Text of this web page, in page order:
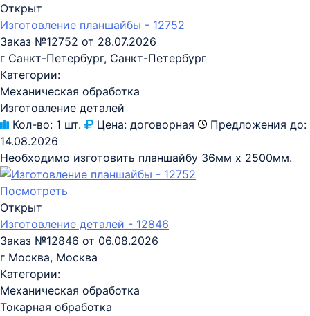
Открыт
Изготовление планшайбы - 12752
Заказ №12752 от 28.07.2026
г Санкт-Петербург, Санкт-Петербург
Категории:
Механическая обработка
Изготовление деталей
Кол-во: 1 шт. Цена: договорная
Предложения до:
14.08.2026
Необходимо изготовить планшайбу 36мм х 2500мм.
Посмотреть
Открыт
Изготовление деталей - 12846
Заказ №12846 от 06.08.2026
г Москва, Москва
Категории:
Механическая обработка
Токарная обработка